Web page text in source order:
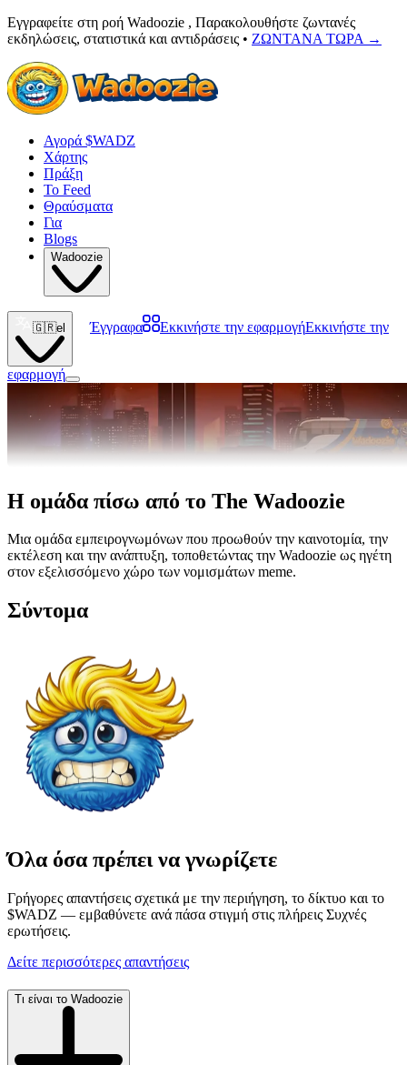
Εγγραφείτε στη ροή Wadoozie , Παρακολουθήστε ζωντανές
εκδηλώσεις, στατιστικά και αντιδράσεις • ΖΩΝΤΑΝΑ ΤΩΡΑ →
Αγορά $WADZ
Χάρτης
Πράξη
Το Feed
Θραύσματα
Για
Blogs
Wadoozie
🇬🇷el Έγγραφα Εκκινήστε την εφαρμογήΕκκινήστε την
εφαρμογή
Η ομάδα πίσω από το The Wadoozie
Μια ομάδα εμπειρογνωμόνων που προωθούν την καινοτομία, την
εκτέλεση και την ανάπτυξη, τοποθετώντας την Wadoozie ως ηγέτη
στον εξελισσόμενο χώρο των νομισμάτων meme.
Σύντομα
Όλα όσα πρέπει να γνωρίζετε
Γρήγορες απαντήσεις σχετικά με την περιήγηση, το δίκτυο και το
$WADZ — εμβαθύνετε ανά πάσα στιγμή στις πλήρεις Συχνές
ερωτήσεις.
Δείτε περισσότερες απαντήσεις
Τι είναι το Wadoozie